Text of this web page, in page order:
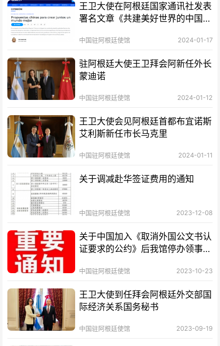
王卫大使在阿根廷国家通讯社发表
署名文章《共建美好世界的中国方
中国驻阿根廷使馆 2024-01-17
驻阿根廷大使王卫拜会阿新任外长
蒙迪诺
中国驻阿根廷使馆 2024-01-12
王卫大使会见阿根廷首都布宜诺斯
艾利斯新任市长马克里
中国驻阿根廷使馆 2024-01-11
关于调减赴华签证费用的通知
中国驻阿根廷使馆 2023-12-08
关于中国加入《取消外国公文书认
证要求的公约》后我馆停办领事认
中国驻阿根廷使馆 2023-10-23
王卫大使到任拜会阿根廷外交部国
际经济关系国务秘书
中国驻阿根廷使馆 2023-09-19